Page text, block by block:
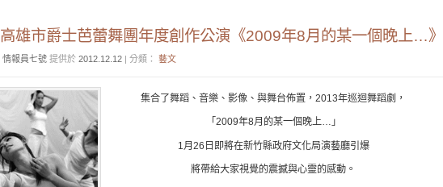
高雄市爵士芭蕾舞團年度創作公演《2009年8月的某一個晚上…》
情報員七號 提供於 2012.12.12 | 分類： 藝文
集合了舞蹈、音樂、影像、與舞台佈置，2013年巡迴舞蹈劇，
「2009年8月的某一個晚上…」
1月26日即將在新竹縣政府文化局演藝廳引爆
將帶給大家視覺的震撼與心靈的感動。